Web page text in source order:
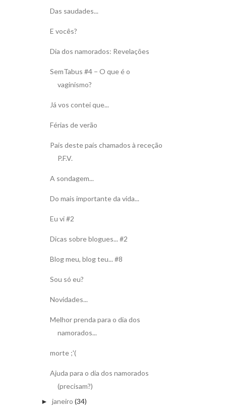
Das saudades...
E vocês?
Dia dos namorados: Revelações
SemTabus #4 − O que é o
vaginismo?
Já vos contei que...
Férias de verão
Pais deste país chamados à receção
P.F.V.
A sondagem...
Do mais importante da vida...
Eu vi #2
Dicas sobre blogues... #2
Blog meu, blog teu... #8
Sou só eu?
Novidades...
Melhor prenda para o dia dos
namorados...
morte ;'(
Ajuda para o dia dos namorados
(precisam?)
► janeiro (34)